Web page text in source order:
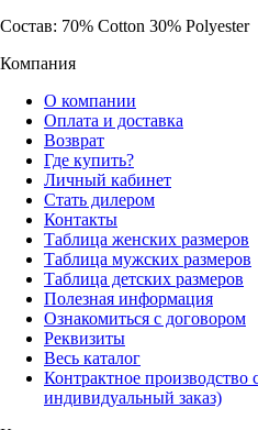
Состав: 70% Cotton 30% Polyester
Компания
О компании
Оплата и доставка
Возврат
Где купить?
Личный кабинет
Стать дилером
Контакты
Таблица женских размеров
Таблица мужских размеров
Таблица детских размеров
Полезная информация
Ознакомиться с договором
Реквизиты
Весь каталог
Контрактное
индивидуальный заказ)